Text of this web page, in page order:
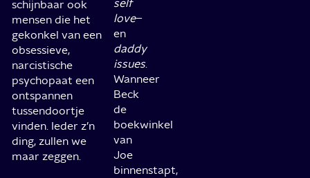
schijnbaar ook
mensen die het
gekonkel van een
obsessieve,
narcistische
psychopaat een
ontspannen
tussendoortje
vinden. Ieder z’n
ding, zullen we
maar zeggen.
self
love–
en
daddy
issues.
Wanneer
Beck
de
boekwinkel
van
Joe
binnenstapt,